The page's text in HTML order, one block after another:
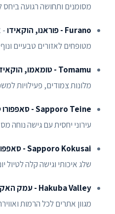
מסומנים ותחושה רגועה
Furano - פוראנו, הוקאידו
-
מטופחים לאזורים טבעיים
Tomamu - טומאמו, הוקאידו
מלונות צמודים, פעילויות
Sapporo Teine - סאפפורו טיינה, הוקאידו
עירוני יחסית עם גישה נוחה
Sapporo Kokusai - סאפפורו קוקוסאי, הוקאידו
שלג איכותי וגישה קלה לטיול
Hakuba Valley - עמק האקובאנה, נגאנו
מגוון אתרים לכל הרמות